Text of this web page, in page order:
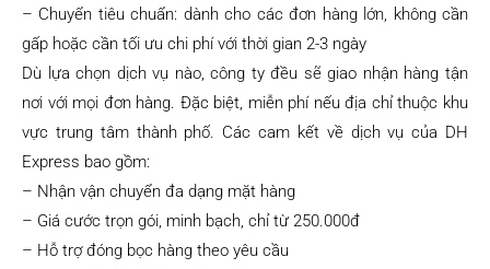
– Chuyển tiêu chuẩn: dành cho các đơn hàng lớn, không cần
gấp hoặc cần tối ưu chi phí với thời gian 2-3 ngày
Dù lựa chọn dịch vụ nào, công ty đều sẽ giao nhận hàng tận
nơi với mọi đơn hàng. Đặc biệt, miễn phí nếu địa chỉ thuộc khu
vực trung tâm thành phố. Các cam kết về dịch vụ của DH
Express bao gồm:
– Nhận vận chuyển đa dạng mặt hàng
– Giá cước trọn gói, minh bạch, chỉ từ 250.000đ
– Hỗ trợ đóng bọc hàng theo yêu cầu